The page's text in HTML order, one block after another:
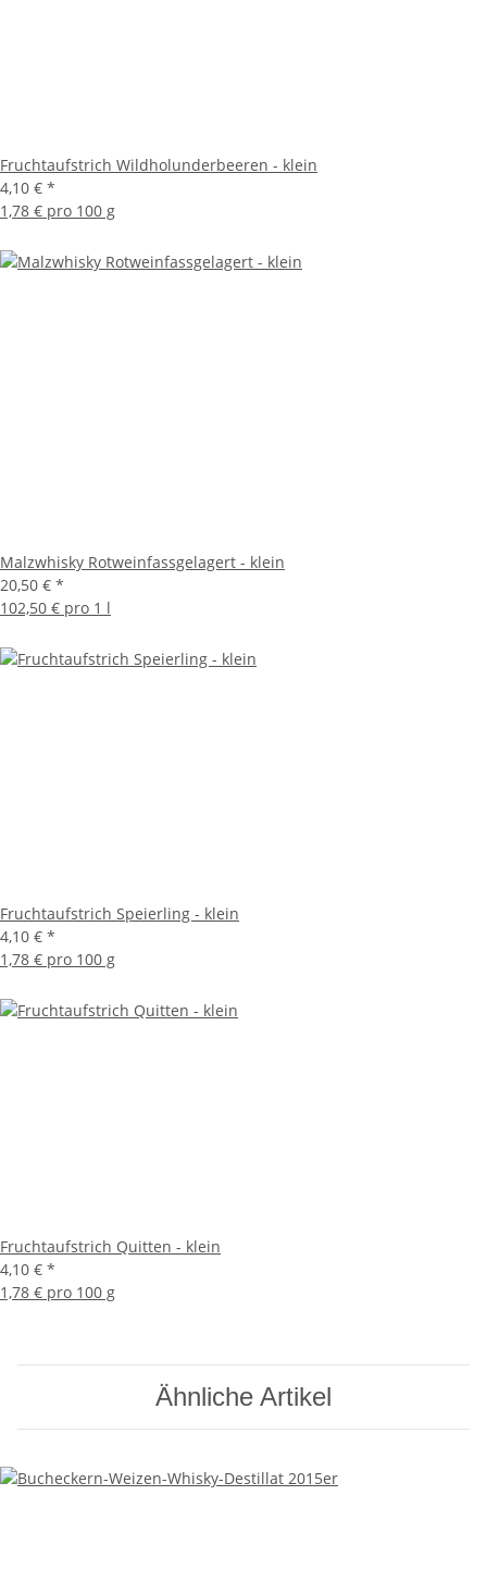
Fruchtaufstrich Wildholunderbeeren - klein
4,10 € *
1,78 € pro 100 g
Malzwhisky Rotweinfassgelagert - klein
20,50 € *
102,50 € pro 1 l
Fruchtaufstrich Speierling - klein
4,10 € *
1,78 € pro 100 g
Fruchtaufstrich Quitten - klein
4,10 € *
1,78 € pro 100 g
Ähnliche Artikel